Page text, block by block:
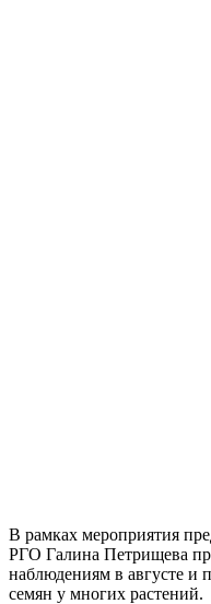
В рамках мероприятия
РГО Галина Петрищева
наблюдениям в августе и
семян у многих растений.